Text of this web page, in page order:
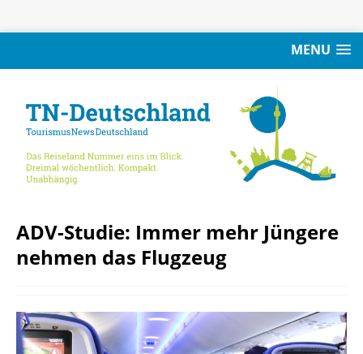
MENU
ADV-Studie: Immer mehr Jüngere
nehmen das Flugzeug